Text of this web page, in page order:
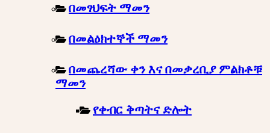
በመፃህፍት ማመን
በመልዕክተኞች ማመን
በመጨረሻው ቀን እና በመቃረቢያ ምልክቶቹ
ማመን
የቀብር ቅጣትና ድሎት